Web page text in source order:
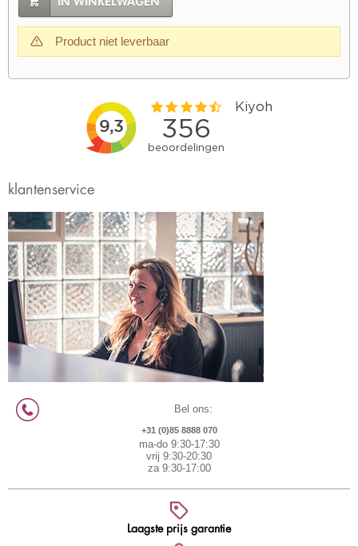
Product niet leverbaar
klantenservice
Bel ons:
+31 (0)85 8888 070
ma-do 9:30-17:30
vrij 9:30-20:30
za 9:30-17:00
Laagste prijs garantie